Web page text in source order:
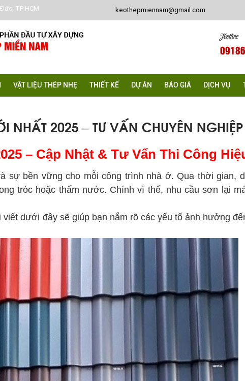
TP HCM keothepmiennam@gmail.com
Hotline
VẬT LIỆU THÉP NHẸ THIẾT KẾ DỰ ÁN BÁO GIÁ DỊCH VỤ
2025 – TƯ VẤN CHUYÊN NGHIỆP
– Cập Nhật & Tư Vấn Thi Công
sự bền vững cho mỗi công trình nhà ở. Qua thời gian,
tróc hoặc thấm nước. Chính vì thế, nhu cầu sơn lại
viết dưới đây sẽ giúp bạn nắm rõ các yếu tố ảnh hưởng